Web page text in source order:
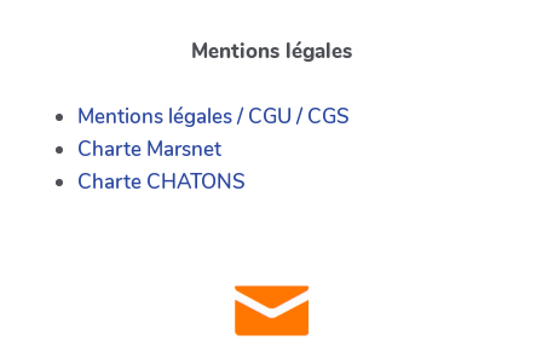
Mentions légales
Mentions légales / CGU / CGS
Charte Marsnet
Charte CHATONS